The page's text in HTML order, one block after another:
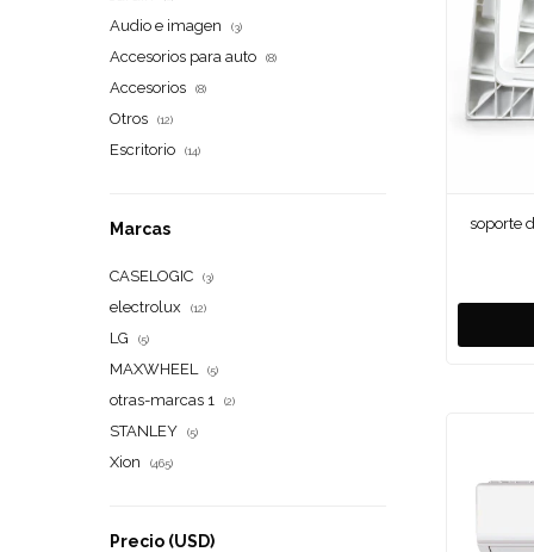
soporte
Audio e imagen (3)
Accesorios para auto (8)
Accesorios (8)
Otros (12)
Escritorio (14)
Marcas
CASELOGIC (3)
electrolux (12)
LG (5)
MAXWHEEL (5)
otras-marcas 1 (2)
STANLEY (5)
Xion (465)
Precio (USD)